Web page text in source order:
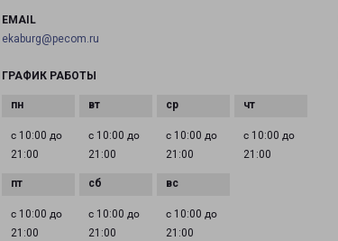
EMAIL
ekaburg@pecom.ru
ГРАФИК РАБОТЫ
с 10:00 до
21:00
с 10:00 до
21:00
с 10:00 до
21:00
с 10:00 до
21:00
с 10:00 до
21:00
с 10:00 до
21:00
с 10:00 до
21:00